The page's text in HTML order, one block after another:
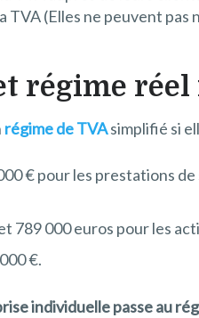
(Elles ne peuvent
régime
régime de TVAsimplifié si
€ pour les prestations
789 000 euros pour les
€.
individuelle passe au